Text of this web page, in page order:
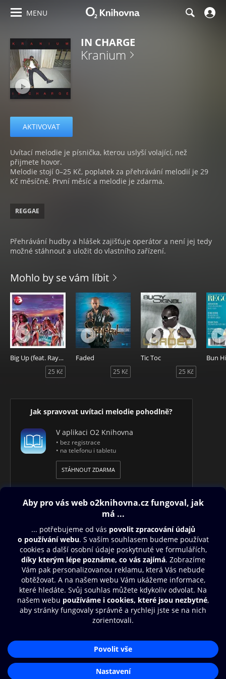
MENU
IN CHARGE
Kranium
AKTIVOVAT
Uvítací melodie je písnička, kterou uslyší volající, než
přijmete hovor.
Melodie stojí 0–25 Kč, poplatek za přehrávání melodií je 29
Kč měsíčně. První měsíc a melodie je zdarma.
REGGAE
Přehrávání hudby a hlášek zajišťuje operátor a není jej tedy
možné stáhnout a uložit do vlastního zařízení.
Mohlo by se vám líbit
Big Up (feat. Rayvon) [Chorus 1]
25 Kč
Faded
25 Kč
Tic Toc
25 Kč
Bun
Jak spravovat uvítaci melodie pohodlně?
V aplikaci O2 Knihovna
• bez registrace
• na telefonu i tabletu
STÁHNOUT ZDARMA
Obsah ke stažení
Moje O2 Knihovna
Další zábava
© O2 Czech Republic a.s.
Zásady zpracování osobních údajůAplikace O2 Knihovna
Čti a poslouchej své e-knihy a